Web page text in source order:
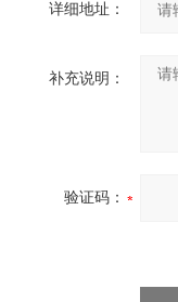
详细地址：
补充说明：
验证码：